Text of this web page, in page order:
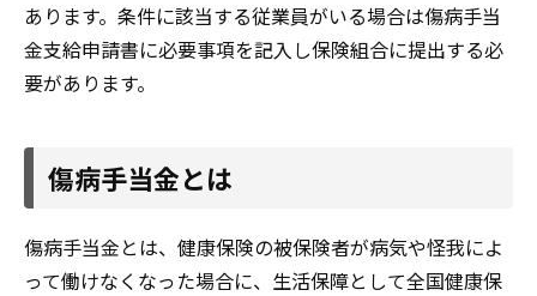
あります。条件に該当する従業員がいる場合は傷病手当
金支給申請書に必要事項を記入し保険組合に提出する必
要があります。
傷病手当金とは
傷病手当金とは、健康保険の被保険者が病気や怪我によ
って働けなくなった場合に、生活保障として全国健康保